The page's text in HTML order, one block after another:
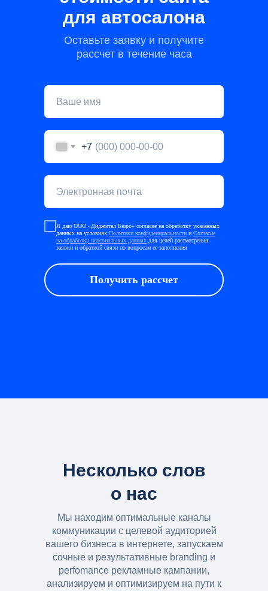
для автосалона
Оставьте заявку и получите
расcчет в течение часа
+7
Я даю ООО «Диджитал Бюро» согласие на обработку указанных
данных на условиях Политики конфиденциальности и Согласие
на обработку персональных данных для целей рассмотрения
заявки и обратной связи по вопросам ее заполнения
Получить рассчет
Несколько слов
о нас
Мы находим оптимальные каналы
коммуникации с целевой аудиторией
вашего бизнеса в интернете, запускаем
сочные и результативные branding и
perfomance рекламные кампании,
анализируем и оптимизируем на пути к